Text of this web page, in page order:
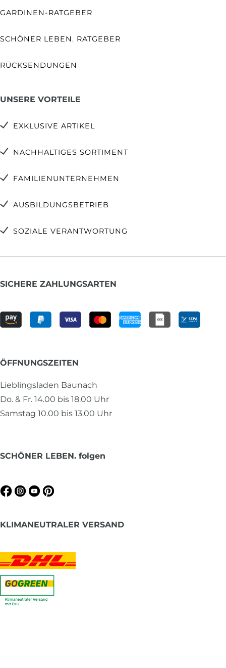
GARDINEN-RATGEBER
SCHÖNER LEBEN. RATGEBER
RÜCKSENDUNGEN
UNSERE VORTEILE
EXKLUSIVE ARTIKEL
NACHHALTIGES SORTIMENT
FAMILIENUNTERNEHMEN
AUSBILDUNGSBETRIEB
SOZIALE VERANTWORTUNG
SICHERE ZAHLUNGSARTEN
ÖFFNUNGSZEITEN
Lieblingsladen Baunach
Do. & Fr. 14.00 bis 18.00 Uhr
Samstag 10.00 bis 13.00 Uhr
SCHÖNER LEBEN. folgen
KLIMANEUTRALER VERSAND